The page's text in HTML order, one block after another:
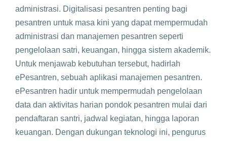
administrasi. Digitalisasi pesantren penting bagi
pesantren untuk masa kini yang dapat mempermudah
administrasi dan manajemen pesantren seperti
pengelolaan satri, keuangan, hingga sistem akademik.
Untuk menjawab kebutuhan tersebut, hadirlah
ePesantren, sebuah aplikasi manajemen pesantren.
ePesantren hadir untuk mempermudah pengelolaan
data dan aktivitas harian pondok pesantren mulai dari
pendaftaran santri, jadwal kegiatan, hingga laporan
keuangan. Dengan dukungan teknologi ini, pengurus